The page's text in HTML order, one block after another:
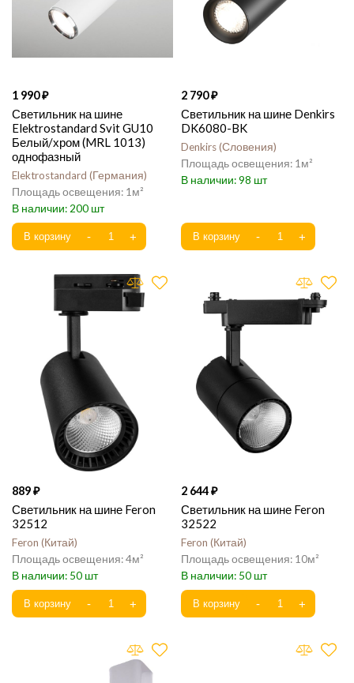
1 990
Светильник на шине
Elektrostandard Svit GU10
Белый/хром (MRL 1013)
однофазный
Elektrostandard Германия
1
200
2 790
Светильник на шине Denkirs
DK6080-BK
Denkirs Словения
1
98
889
Светильник на шине Feron
32512
Feron Китай
4
50
2 644
Светильник на шине Feron
32522
Feron Китай
10
50